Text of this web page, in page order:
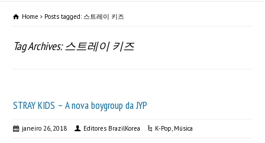
Home Posts tagged: 스트레이 키즈
Tag Archives: 스트레이 키즈
STRAY KIDS – A nova boygroup da JYP
janeiro 26, 2018 Editores BrazilKorea K-Pop, Música